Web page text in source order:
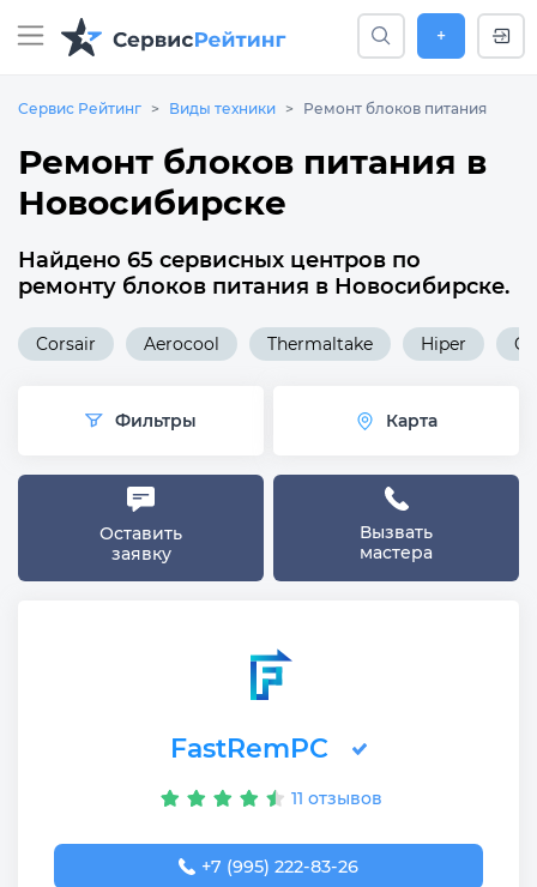
+
Сервис Рейтинг Виды техники Ремонт блоков питания
Ремонт блоков питания в
Новосибирске
Найдено 65 сервисных центров по
ремонту блоков питания в Новосибирске.
Corsair Aerocool Thermaltake Hiper
Фильтры Карта
Оставить
заявку
Вызвать
мастера
FastRemPC
11 отзывов
+7 (995) 222-83-26